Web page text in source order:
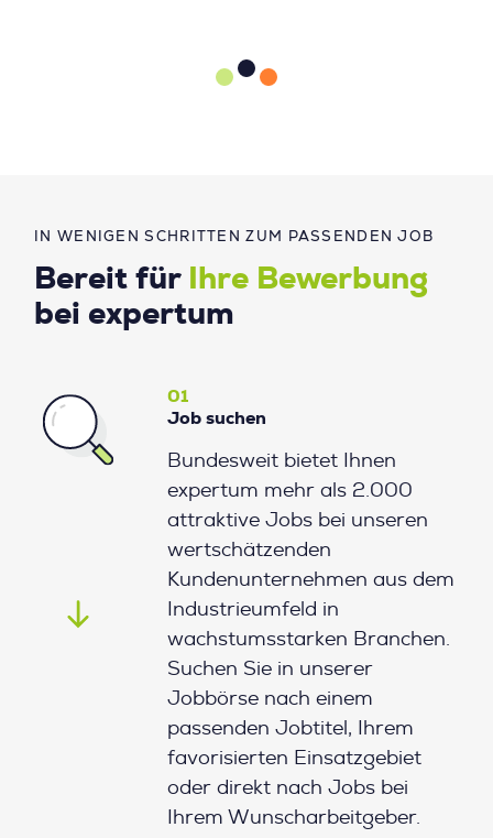
IN WENIGEN SCHRITTEN ZUM PASSENDEN JOB
Bereit für
Ihre Bewerbung
bei expertum
01
Job suchen
Bundesweit bietet Ihnen
expertum mehr als 2.000
attraktive Jobs bei unseren
wertschätzenden
Kundenunternehmen aus dem
Industrieumfeld in
wachstumsstarken Branchen.
Suchen Sie in unserer
Jobbörse nach einem
passenden Jobtitel, Ihrem
favorisierten Einsatzgebiet
oder direkt nach Jobs bei
Ihrem Wunscharbeitgeber.